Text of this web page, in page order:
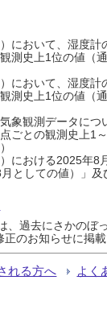
において、湿度
測史上1位の値（
において、湿度
測史上1位の値（
象観測データに
ごとの観測史上1
における2025年
月としての値）」
過去にさかのぼ
のお知らせに掲載
れる方へ よく